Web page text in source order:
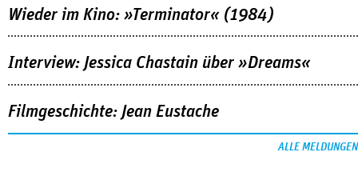
Wieder im Kino: »Terminator« (1984)
Interview: Jessica Chastain über »Dreams«
Filmgeschichte: Jean Eustache
ALLE MELDUNGEN